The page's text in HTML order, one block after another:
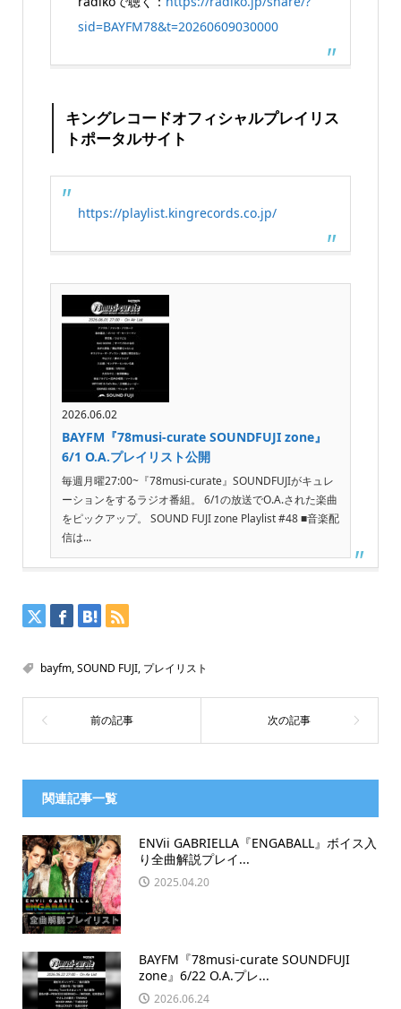
sid=BAYFM78&t=20260609030000
キングレコードオフィシャルプレイリス
トポータルサイト
https://playlist.kingrecords.co.jp/
2026.06.02
BAYFM『78musi-curate SOUNDFUJI zone』
6/1 O.A.プレイリスト公開
毎週月曜27:00~『78musi-curate』SOUNDFUJIがキュレ
ーションをするラジオ番組。 6/1の放送でO.A.された楽曲
をピックアップ。 SOUND FUJI zone Playlist #48 ■音楽配
信は...
bayfm,SOUND FUJI, プレイリスト
関連記事一覧
ENVii GABRIELLA『ENGABALL』ボイス入
り全曲解説プレイ...
2025.04.20
BAYFM『78musi-curate SOUNDFUJI
zone』6/22 O.A.プレ...
2026.06.24